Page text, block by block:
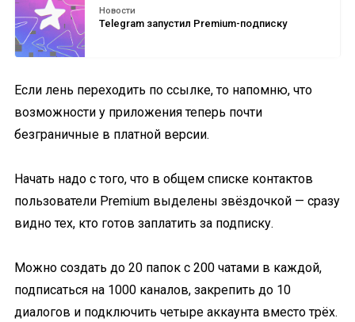
Новости
Telegram запустил Premium-подписку
Если лень переходить по ссылке, то напомню, что
возможности у приложения теперь почти
безграничные в платной версии.
Начать надо с того, что в общем списке контактов
пользователи Premium выделены звёздочкой — сразу
видно тех, кто готов заплатить за подписку.
Можно создать до 20 папок с 200 чатами в каждой,
подписаться на 1000 каналов, закрепить до 10
диалогов и подключить четыре аккаунта вместо трёх.